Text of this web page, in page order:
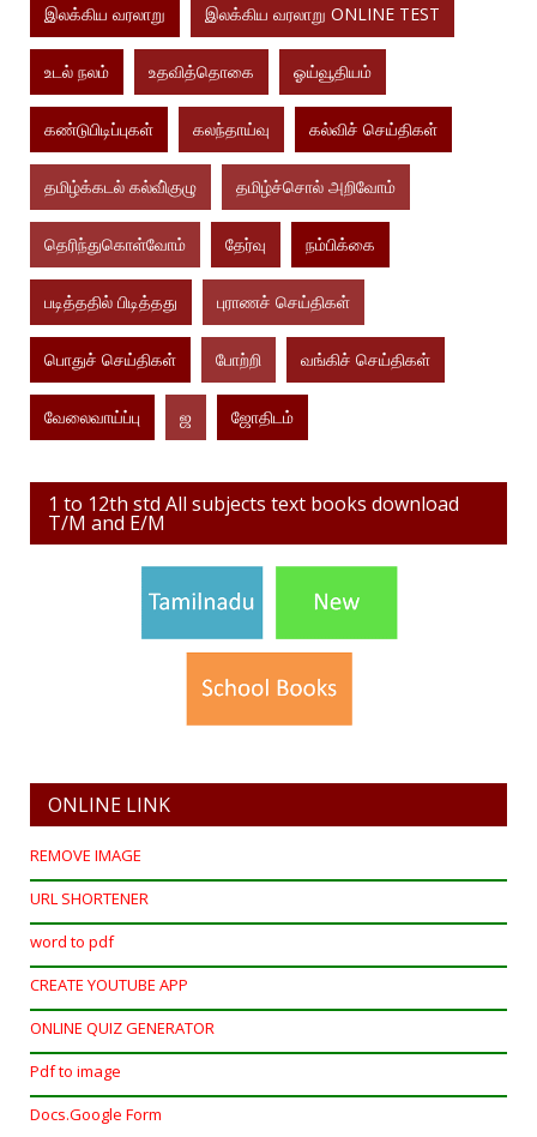
இலக்கிய வரலாறு இலக்கிய வரலாறு ONLINE TEST
உடல் நலம் உதவித்தொகை ஓய்வூதியம்
கண்டுபிடிப்புகள் கலந்தாய்வு கல்விச் செய்திகள்
தமிழ்க்கடல் கல்வி்குழு தமிழ்ச்சொல் அறிவோம்
தெரிந்துகொள்வோம் தேர்வு நம்பிக்கை
படித்ததில் பிடித்தது புராணச் செய்திகள்
பொதுச் செய்திகள் போற்றி வங்கிச் செய்திகள்
வேலைவாய்ப்பு ஜ ஜோதிடம்
1 to 12th std All subjects text books download
T/M and E/M
ONLINE LINK
REMOVE IMAGE
URL SHORTENER
word to pdf
CREATE YOUTUBE APP
ONLINE QUIZ GENERATOR
Pdf to image
Docs.Google Form